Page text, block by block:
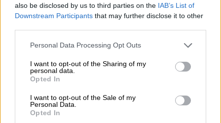
also be disclosed by us to third parties on the IAB’s List of
Downstream Participants that may further disclose it to other
Please note that this website/app uses one or more Google
not limited to your visit or usage behaviour. You may click to
grant or deny consent to Google and its third-party tags to
use your data for below specified purposes in below Google
consent section.
Personal Data Processing Opt Outs
I want to opt-out of the Sharing of my
personal data.
Opted In
I want to opt-out of the Sale of my
Personal Data.
Opted In
Ελλάδα|16.05.2024 10:21
σύντροφό της η 40χρονη - Είχε Panic
Button
Μενίδι: Πάνω από 10 χρόνια ζούσε
τον εφιάλτη στα χέρια του συζύγου